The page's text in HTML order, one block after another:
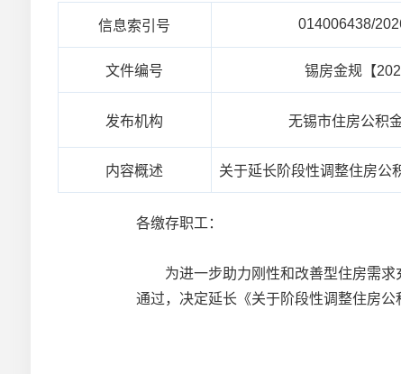
信息索引号 014006438/
文件编号 锡房金规【
发布机构 无锡市住房公积
内容概述 关于延长阶段性调整住房公
各缴存职工：
为进一步助力刚性和改善型住房需求
通过，决定延长《关于阶段性调整住房